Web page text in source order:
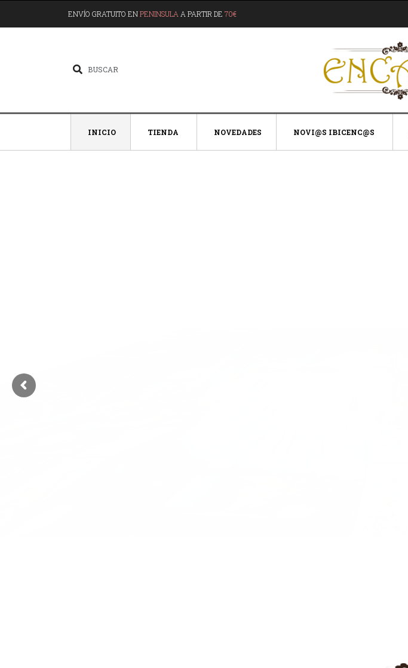
ENVÍO GRATUITO ENPENINSULA A PARTIR DE 70€
INICIO TIENDA NOVEDADES NOVI@S IBICENC@S